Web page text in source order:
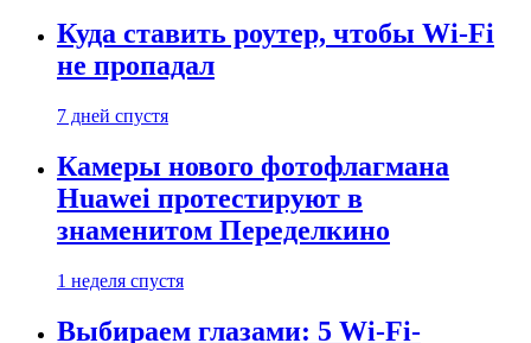
Куда ставить роутер, чтобы Wi-Fi
не пропадал
7 дней спустя
Камеры нового фотофлагмана
Huawei протестируют в
знаменитом Переделкино
1 неделя спустя
Выбираем глазами: 5 Wi-Fi-